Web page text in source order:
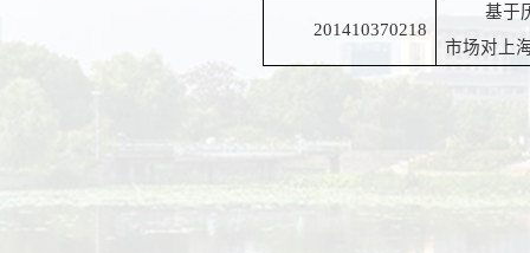
201410370218
基于
市场对上